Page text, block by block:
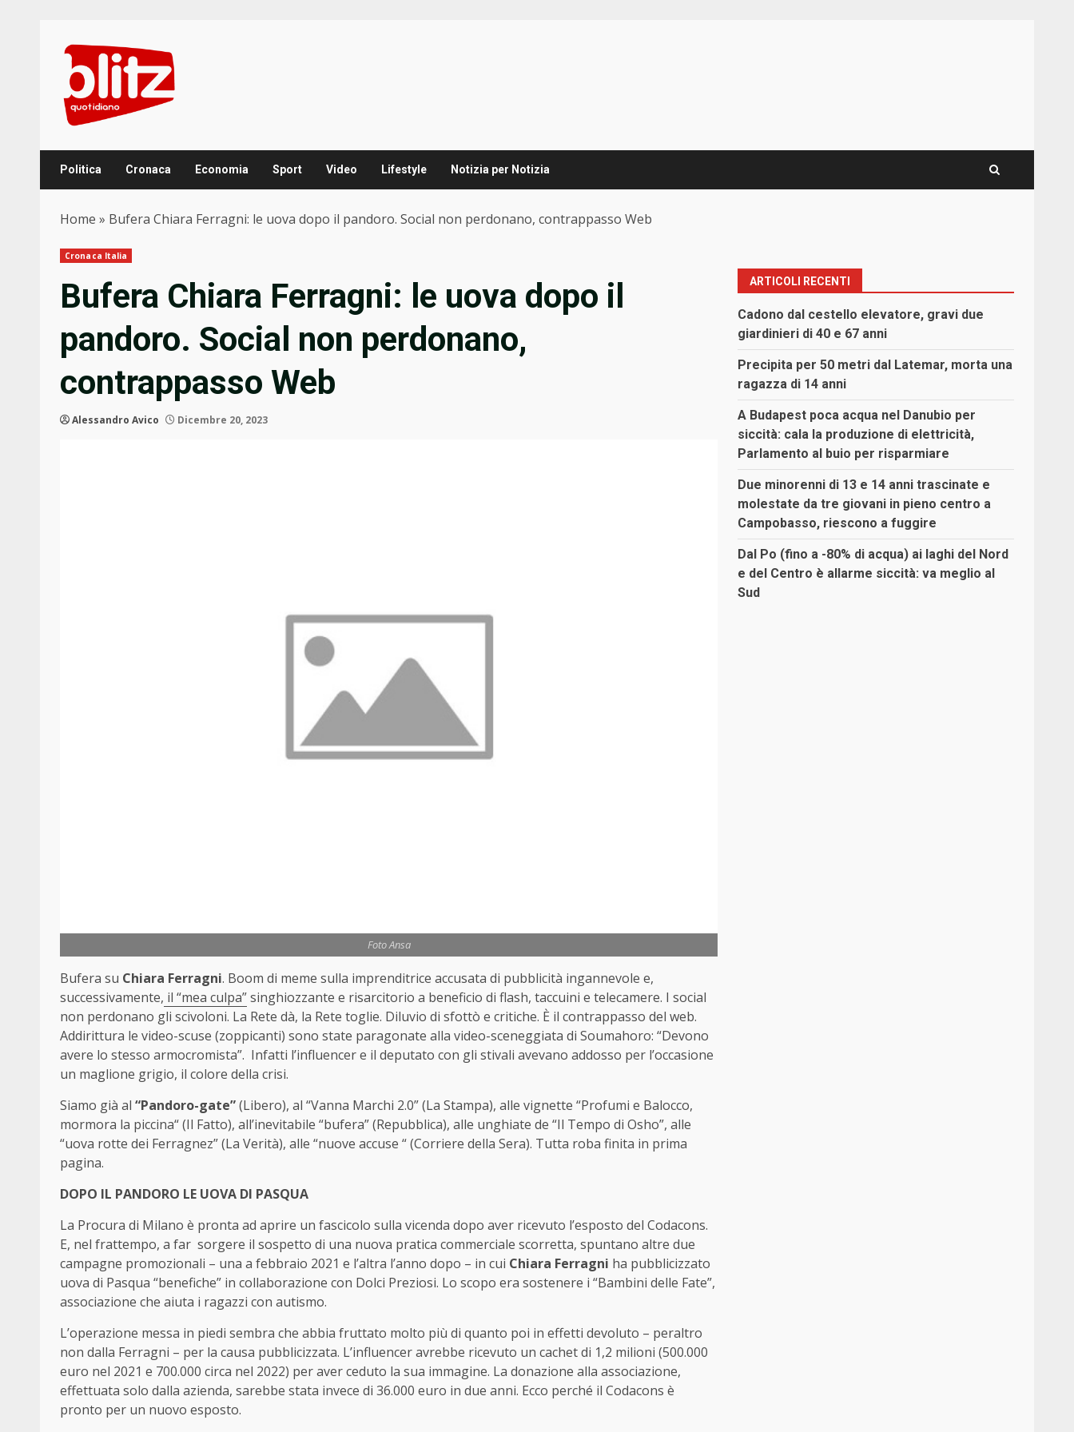
content
Politica Cronaca Economia Sport Video Lifestyle Notizia per Notizia
Home » Bufera Chiara Ferragni: le uova dopo il pandoro. Social non perdonano, contrappasso Web
Cronaca Italia
Bufera Chiara Ferragni: le uova dopo il
pandoro. Social non perdonano,
contrappasso Web
Alessandro Avico Dicembre 20, 2023
Foto Ansa
Bufera su Chiara Ferragni. Boom di meme sulla imprenditrice accusata di pubblicità ingannevole e,
successivamente, il “mea culpa”singhiozzante e risarcitorio a beneficio di flash, taccuini e telecamere. I social
non perdonano gli scivoloni. La Rete dà, la Rete toglie. Diluvio di sfottò e critiche. È il contrappasso del web.
Addirittura le video-scuse (zoppicanti) sono state paragonate alla video-sceneggiata di Soumahoro: “Devono
avere lo stesso armocromista”. Infatti l’influencer e il deputato con gli stivali avevano addosso per l’occasione
un maglione grigio, il colore della crisi.
Siamo già al “Pandoro-gate”(Libero), al “Vanna Marchi 2.0” (La Stampa), alle vignette “Profumi e Balocco,
mormora la piccina“ (Il Fatto), all’inevitabile “bufera” (Repubblica), alle unghiate de “Il Tempo di Osho”, alle
“uova rotte dei Ferragnez” (La Verità), alle “nuove accuse “ (Corriere della Sera). Tutta roba finita in prima
pagina.
DOPO IL PANDORO LE UOVA DI PASQUA
La Procura di Milano è pronta ad aprire un fascicolo sulla vicenda dopo aver ricevuto l’esposto del Codacons.
E, nel frattempo, a far sorgere il sospetto di una nuova pratica commerciale scorretta, spuntano altre due
campagne promozionali – una a febbraio 2021 e l’altra l’anno dopo – in cui Chiara Ferragni ha pubblicizzato
uova di Pasqua “benefiche” in collaborazione con Dolci Preziosi. Lo scopo era sostenere i “Bambini delle Fate”,
associazione che aiuta i ragazzi con autismo.
L’operazione messa in piedi sembra che abbia fruttato molto più di quanto poi in effetti devoluto – peraltro
non dalla Ferragni – per la causa pubblicizzata. L’influencer avrebbe ricevuto un cachet di 1,2 milioni (500.000
euro nel 2021 e 700.000 circa nel 2022) per aver ceduto la sua immagine. La donazione alla associazione,
effettuata solo dalla azienda, sarebbe stata invece di 36.000 euro in due anni. Ecco perché il Codacons è
pronto per un nuovo esposto.
ARTICOLI RECENTI
Cadono dal cestello elevatore, gravi due
giardinieri di 40 e 67 anni
Precipita per 50 metri dal Latemar, morta una
ragazza di 14 anni
A Budapest poca acqua nel Danubio per
siccità: cala la produzione di elettricità,
Parlamento al buio per risparmiare
Due minorenni di 13 e 14 anni trascinate e
molestate da tre giovani in pieno centro a
Campobasso, riescono a fuggire
Dal Po (fino a -80% di acqua) ai laghi del Nord
e del Centro è allarme siccità: va meglio al
Sud